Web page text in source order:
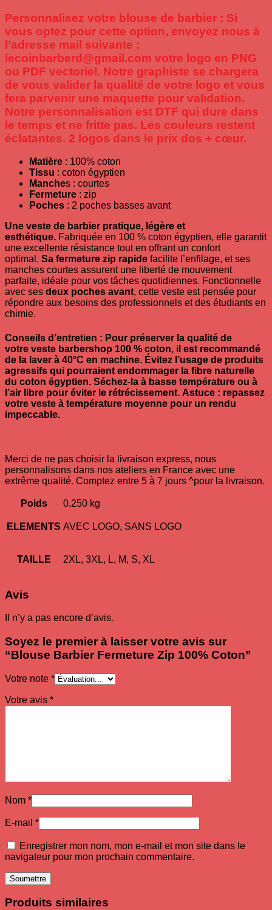
Personnalisez votre blouse de barbier : Si
vous optez pour cette option, envoyez nous à
l’adresse mail suivante :
lecoinbarberd@gmail.com votre logo en PNG
ou PDF vectoriel. Notre graphiste se chargera
de vous valider la qualité de votre logo et vous
fera parvenir une maquette pour validation.
Notre personnalisation est DTF qui dure dans
le temps et ne fritte pas. Les couleurs restent
éclatantes. 2 logos dans le prix dos + cœur.
Matière : 100% coton
Tissu : coton égyptien
Manches : courtes
Fermeture : zip
Poches : 2 poches basses avant
Une veste de barbier pratique, légère et
esthétique. Fabriquée en 100 % coton égyptien, elle garantit
une excellente résistance tout en offrant un confort
optimal. Sa fermeture zip rapide facilite l’enfilage, et ses
manches courtes assurent une liberté de mouvement
parfaite, idéale pour vos tâches quotidiennes. Fonctionnelle
avec ses deux poches avant, cette veste est pensée pour
répondre aux besoins des professionnels et des étudiants en
chimie.
Conseils d’entretien : Pour préserver la qualité de
votre veste barbershop 100 % coton, il est recommandé
de la laver à 40°C en machine. Évitez l’usage de produits
agressifs qui pourraient endommager la fibre naturelle
du coton égyptien. Séchez-la à basse température ou à
l’air libre pour éviter le rétrécissement. Astuce : repassez
votre veste à température moyenne pour un rendu
impeccable.
Merci de ne pas choisir la livraison express, nous
personnalisons dans nos ateliers en France avec une
extrême qualité. Comptez entre 5 à 7 jours ^pour la livraison.
Poids 0.250 kg
ELEMENTS AVEC LOGO, SANS LOGO
TAILLE 2XL, 3XL, L, M, S, XL
Avis
Il n’y a pas encore d’avis.
Soyez le premier à laisser votre avis sur
“Blouse Barbier Fermeture Zip 100% Coton”
Votre note *
Votre avis *
Nom *
E-mail *
Enregistrer mon nom, mon e-mail et mon site dans le
navigateur pour mon prochain commentaire.
Produits similaires